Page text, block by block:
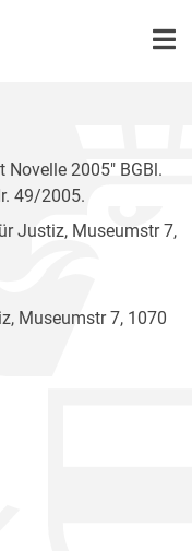
2005" BGBl.
49/2005.
Justiz, Museumstr 7,
Museumstr 7, 1070